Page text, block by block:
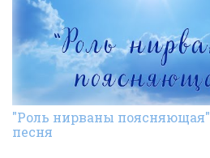
"Роль нирваны поясняющая"
песня